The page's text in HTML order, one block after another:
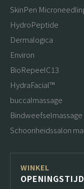
SkinPen
HydroPeptide
Dermalogica
Environ
BioRepeelC13
HydraFacial™
buccalmassage
Bindweefselmassage
Schoonheidssalon
WINKEL